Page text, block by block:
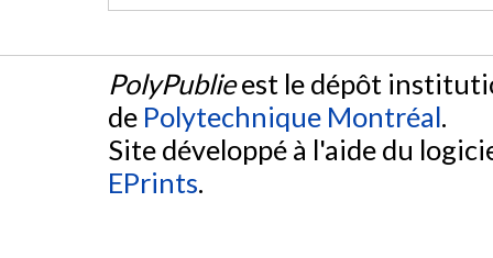
PolyPublieest le dépôt
de Polytechnique Montréal.
Site développé à l'aide du
EPrints.